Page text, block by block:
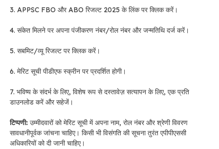
3. APPSC FBO और ABO रिजल्ट 2025 के लिंक पर क्लिक करें।
4. संकेत मिलने पर अपना पंजीकरण नंबर/रोल नंबर और जन्मतिथि दर्ज करें।
5. सबमिट/व्यू रिजल्ट पर क्लिक करें।
6. मेरिट सूची पीडीएफ स्क्रीन पर प्रदर्शित होगी।
7. भविष्य के संदर्भ के लिए, विशेष रूप से दस्तावेज़ सत्यापन के लिए, एक प्रति
डाउनलोड करें और सहेजें।
टिप्पणी: उम्मीदवारों को मेरिट सूची में अपना नाम, रोल नंबर और श्रेणी विवरण
सावधानीपूर्वक जांचना चाहिए। किसी भी विसंगति की सूचना तुरंत एपीपीएससी
अधिकारियों को दी जानी चाहिए।